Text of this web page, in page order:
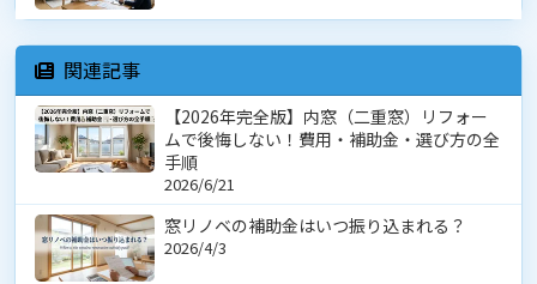
関連記事
【2026年完全版】内窓（二重窓）リフォー
ムで後悔しない！費用・補助金・選び方の全
手順
2026/6/21
窓リノベの補助金はいつ振り込まれる？
2026/4/3